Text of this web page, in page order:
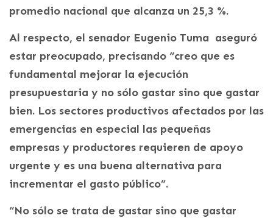
promedio nacional que alcanza un 25,3 %.
Al respecto, el senador Eugenio Tuma aseguró
estar preocupado, precisando “creo que es
fundamental mejorar la ejecución
presupuestaria y no sólo gastar sino que gastar
bien. Los sectores productivos afectados por las
emergencias en especial las pequeñas
empresas y productores requieren de apoyo
urgente y es una buena alternativa para
incrementar el gasto público”.
“No sólo se trata de gastar sino que gastar